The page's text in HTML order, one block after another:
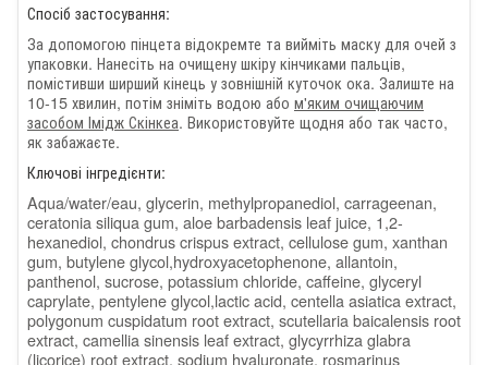
Спосіб застосування:
За допомогою пінцета відокремте та вийміть маску для очей з
упаковки. Нанесіть на очищену шкіру кінчиками пальців,
помістивши ширший кінець у зовнішній куточок ока. Залиште на
10-15 хвилин, потім зніміть водою або м'яким очищаючим
засобом Імідж Скінкеа. Використовуйте щодня або так часто,
як забажаєте.
Ключові інгредієнти:
Aqua/water/eau, glycerin, methylpropanediol, carrageenan,
ceratonia siliqua gum, aloe barbadensis leaf juice, 1,2-
hexanediol, chondrus crispus extract, cellulose gum, xanthan
gum, butylene glycol,hydroxyacetophenone, allantoin,
panthenol, sucrose, potassium chloride, caffeine, glyceryl
caprylate, pentylene glycol,lactic acid, centella asiatica extract,
polygonum cuspidatum root extract, scutellaria baicalensis root
extract, camellia sinensis leaf extract, glycyrrhiza glabra
(licorice) root extract, sodium hyaluronate, rosmarinus